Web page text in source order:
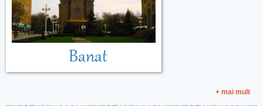
Banat
+ mai mult